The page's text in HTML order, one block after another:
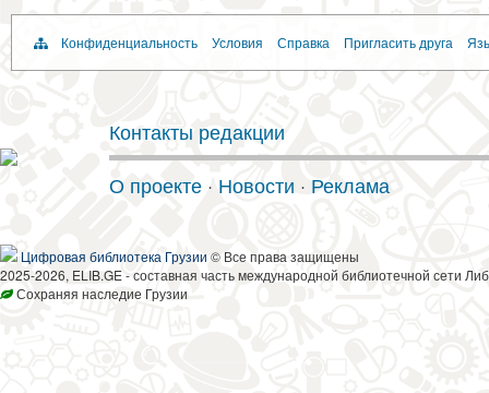
Конфиденциальность Условия Справка Пригласить друга
Контакты редакции
О проекте · Новости · Реклама
Цифровая библиотека Грузии © Все права защищены
2025-2026, ELIB.GE - составная часть международной библиотечной сети
Сохраняя наследие Грузии